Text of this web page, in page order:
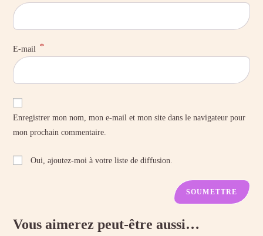
E-mail *
Enregistrer mon nom, mon e-mail et mon site dans le navigateur pour
mon prochain commentaire.
Oui, ajoutez-moi à votre liste de diffusion.
Vous aimerez peut-être aussi…